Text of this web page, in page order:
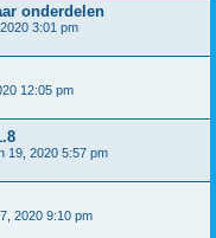
onderdelen
3:01 pm
12:05 pm
19, 2020 5:57 pm
2020 9:10 pm